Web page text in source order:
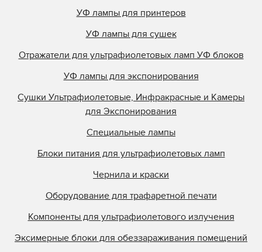
УФ лампы для принтеров
УФ лампы для сушек
Отражатели для ультрафиолетовых ламп УФ блоков
УФ лампы для экспонирования
Сушки Ультрафиолетовые, Инфракрасные и Камеры
для Экспонирования
Специальные лампы
Блоки питания для ультрафиолетовых ламп
Чернила и краски
Оборудование для трафаретной печати
Компоненты для ультрафиолетового излучения
Эксимерные блоки для обеззараживания помещений